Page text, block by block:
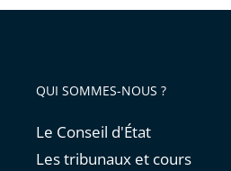
QUI SOMMES-NOUS ?
Le Conseil d'État
Les tribunaux et cours